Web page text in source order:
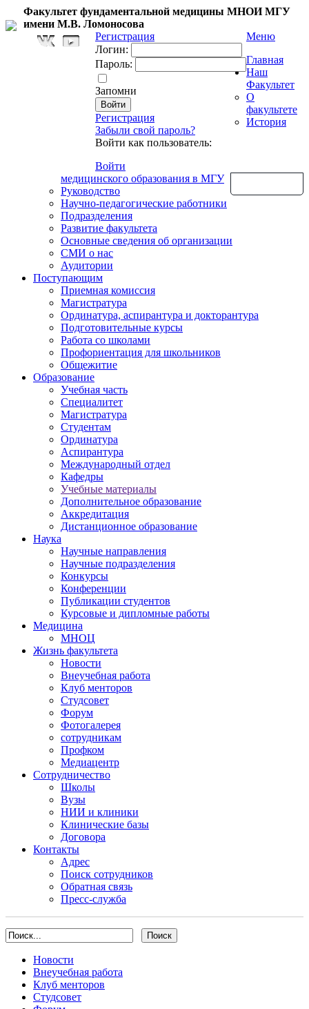
Факультет фундаментальной медицины МНОИ МГУ
имени М.В. Ломоносова
Регистрация
Логин:
Пароль:
Запомни
Регистрация
Забыли свой пароль?
Войти как пользователь:
Войти
Меню
Главная
Наш
Факультет
О
факультете
История
медицинского образования в МГУ
Руководство
Научно-педагогические работники
Подразделения
Развитие факультета
Основные сведения об организации
СМИ о нас
Аудитории
Поступающим
Приемная комиссия
Магистратура
Ординатура, аспирантура и докторантура
Подготовительные курсы
Работа со школами
Профориентация для школьников
Общежитие
Образование
Учебная часть
Специалитет
Магистратура
Студентам
Ординатура
Аспирантура
Международный отдел
Кафедры
Учебные материалы
Дополнительное образование
Аккредитация
Дистанционное образование
Наука
Научные направления
Научные подразделения
Конкурсы
Конференции
Публикации студентов
Курсовые и дипломные работы
Медицина
МНОЦ
Жизнь факультета
Новости
Внеучебная работа
Клуб менторов
Студсовет
Форум
Фотогалерея
сотрудникам
Профком
Медиацентр
Сотрудничество
Школы
Вузы
НИИ и клиники
Клинические базы
Договора
Контакты
Адрес
Поиск сотрудников
Обратная связь
Пресс-служба
Новости
Внеучебная работа
Клуб менторов
Студсовет